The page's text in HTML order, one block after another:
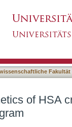
Fakultät
of HSA